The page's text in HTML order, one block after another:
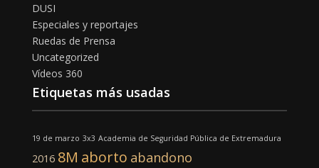
DUSI
Especiales y reportajes
Ruedas de Prensa
Uncategorized
Vídeos 360
Etiquetas más usadas
19 de marzo 3x3 Academia de Seguridad Pública de Extremadura
2016 8M aborto abandono